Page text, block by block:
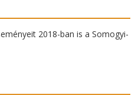
2018-ban is a Somogyi-